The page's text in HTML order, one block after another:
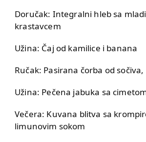
Doručak: Integralni hleb sa
krastavcem
Užina: Čaj od kamilice i banana
Ručak: Pasirana čorba od
Užina: Pečena jabuka sa
Večera: Kuvana blitva sa
limunovim sokom